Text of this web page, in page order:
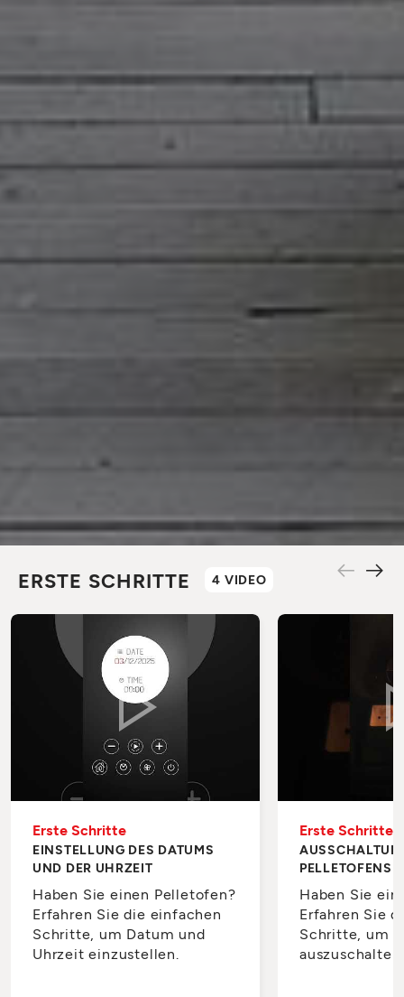
ERSTE SCHRITTE 4 VIDEO
Erste Schritte
EINSTELLUNG DES DATUMS
UND DER UHRZEIT
Haben Sie einen Pelletofen?
Erfahren Sie die einfachen
Schritte, um Datum und
Uhrzeit einzustellen.
Erste Schritte
PELLETOFENS
Haben Sie
Erfahren Sie
Schritte, um
auszuschalten.